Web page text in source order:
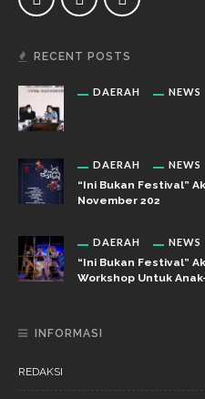
RECENT POSTS
DAERAH NEWS
DAERAH NEWS
“Ini Bukan Festival”
November 202
DAERAH NEWS
“Ini Bukan Festival”
Workshop Untuk
INFORMASI
REDAKSI